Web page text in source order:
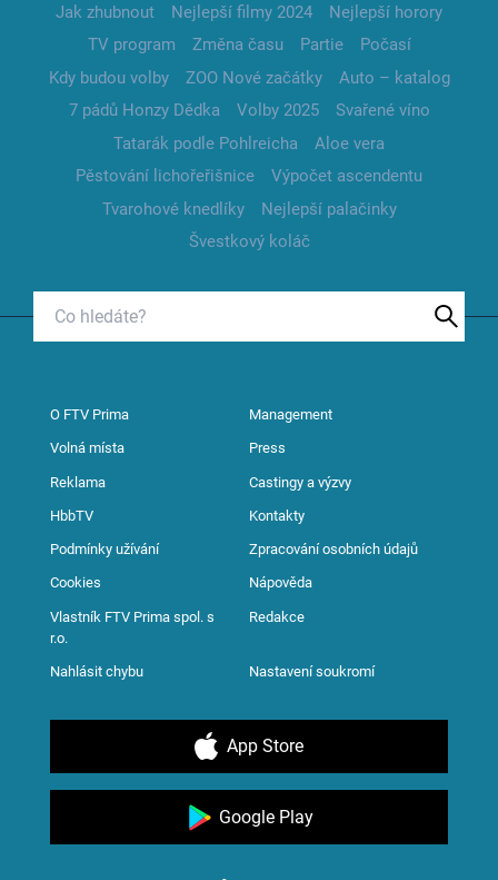
Jak zhubnout Nejlepší filmy 2024
Nejlepší horory
TV program
Změna času Partie
Počasí
Kdy budou volby
ZOO Nové začátky
Auto – katalog
7 pádů Honzy Dědka
Volby 2025
Svařené víno
Tatarák podle Pohlreicha
Aloe vera
Pěstování lichořeřišnice
Výpočet ascendentu
Tvarohové knedlíky
Nejlepší palačinky
Švestkový koláč
O FTV Prima Management
Volná místa Press
Reklama Castingy a výzvy
HbbTV Kontakty
Podmínky užívání Zpracování osobních údajů
Cookies Nápověda
Vlastník FTV Prima spol. s
r.o.
Redakce
Nahlásit chybu Nastavení soukromí
App Store
Google Play